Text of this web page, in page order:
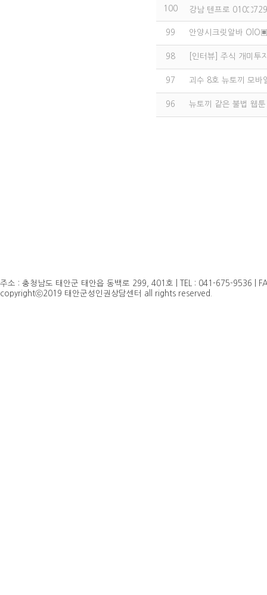
100 강남 텐프로
99 안양시크릿알바
98 [인터뷰] 주식 개미
97 괴수 8호 뉴토끼 모바
96 뉴토끼 같은 불법 웹
주소 : 충청남도 태안군 태안읍 동백로 299, 401호 | TEL : 041-675-9536 |
copyrightⓒ2019 태안군성인권상담센터 all rights reserved.